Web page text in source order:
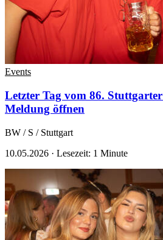
Events
Letzter Tag vom 86.
Meldung öffnen
BW / S / Stuttgart
10.05.2026 · Lesezeit: 1 Minute